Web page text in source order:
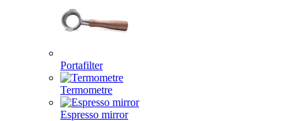
Portafilter
Termometre
Espresso mirror